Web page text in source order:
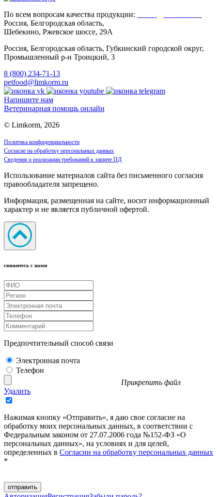
По всем вопросам качества продукции:
Россия, Белгородская область,
Шебекино, Ржевское шоссе, 29А
Россия, Белгородская область, Губкинский городской округ,
Промышленный р-н Троицкий, 3
8 (800) 234-71-13
petfood@limkorm.ru
Напишите нам
Ветеринарная помощь онлайн
© Limkorm, 2026
Политика конфиденциальности
Согласие на обработку персональных данных
Сведения о реализации требований к защите ПД
Использование материалов сайта без письменного согласия
правообладателя запрещено.
Информация, размещенная на сайте, носит информационный
характер и не является публичной офертой.
свяжитесь с нами
Предпочтительный способ связи
Электронная почта
Телефон
Прикрепить файл
Удалить
Нажимая кнопку «Отправить», я даю свое согласие на
обработку моих персональных данных, в соответствии с
Федеральным законом от 27.07.2006 года №152-ФЗ «О
персональных данных», на условиях и для целей,
определенных в Согласии на обработку персональных данных
*
отправить